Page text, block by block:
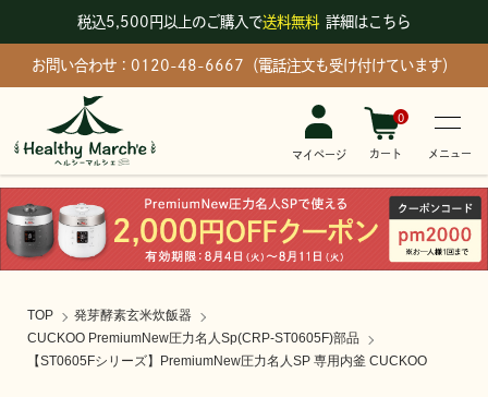
税込5,500円以上のご購入で送料無料 詳細はこちら
お問い合わせ：0120-48-6667（電話注文も受け付けています）
マイページ
0
カート メニュー
TOP
発芽酵素玄米炊飯器
CUCKOO PremiumNew圧力名人Sp(CRP-ST0605F)部品
【ST0605Fシリーズ】PremiumNew圧力名人SP 専用内釜 CUCKOO